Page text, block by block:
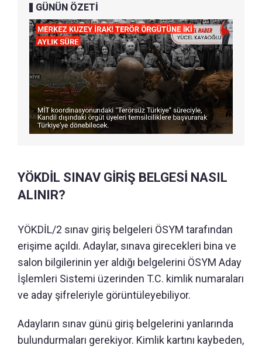
GÜNÜN ÖZETİ
YÖKDİL SINAV GİRİŞ BELGESİ NASIL
ALINIR?
YÖKDİL/2 sınav giriş belgeleri ÖSYM tarafından
erişime açıldı. Adaylar, sınava girecekleri bina ve
salon bilgilerinin yer aldığı belgelerini ÖSYM Aday
İşlemleri Sistemi üzerinden T.C. kimlik numaraları
ve aday şifreleriyle görüntüleyebiliyor.
Adayların sınav günü giriş belgelerini yanlarında
bulundurmaları gerekiyor. Kimlik kartını kaybeden,